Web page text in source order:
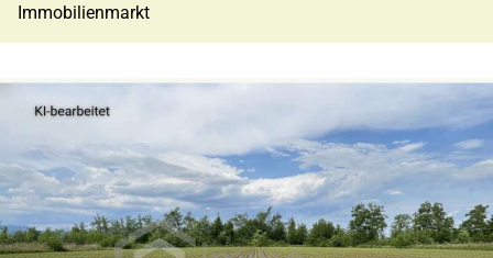
Immobilienmarkt